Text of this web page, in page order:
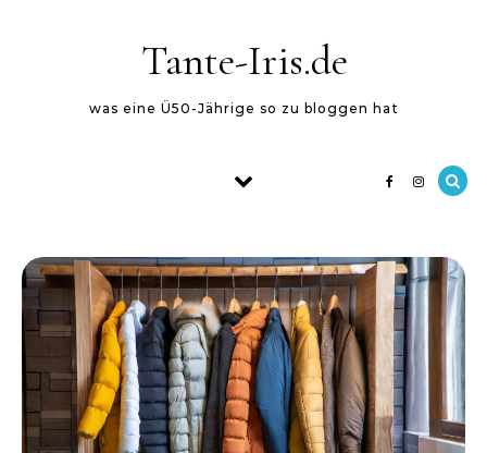
Tante-Iris.de
was eine Ü50-Jährige so zu bloggen hat